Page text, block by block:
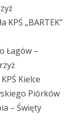
„BARTEK”
Łagów –
Kielce
Piórków
– Święty